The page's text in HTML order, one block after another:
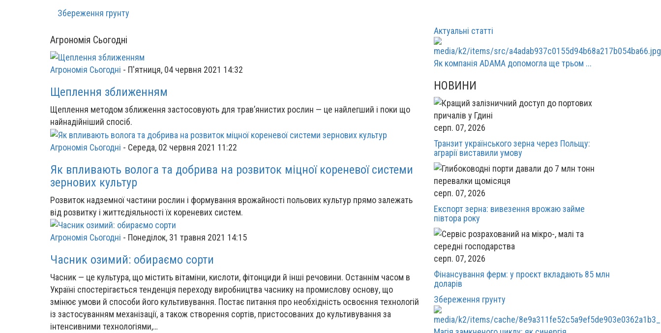
Збереження грунту
Агрономія Сьогодні
Агрономія Сьогодні - П'ятниця, 04 червня 2021 14:32
Щеплення зближенням
Щеплення методом зближення застосовують для трав’янистих рослин — це найлегший і поки що
найнадійніший спосіб.
Агрономія Сьогодні - Середа, 02 червня 2021 11:22
Як впливають волога та добрива на розвиток міцної кореневої системи
зернових культур
Розвиток надземної частини рослин і формування врожайності польових культур прямо залежать
від розвитку і життєдіяльності їх кореневих систем.
Агрономія Сьогодні - Понеділок, 31 травня 2021 14:15
Часник озимий: обираємо сорти
Часник — це культура, що містить вітаміни, кислоти, фітонциди й інші речовини. Останнім часом в
Україні спостерігається тенденція переходу виробництва часнику на промислову основу, що
змінює умови й способи його культивування. Постає питання про необхідність освоєння технологій
із застосуванням механізації, а також створення сортів, пристосованих до культивування за
інтенсивними технологіями,…
Актуальні статті
Як компанія ADAMA допомогла ще трьом ...
НОВИНИ
серп. 07, 2026
Транзит українського зерна через Польщу:
аграрії виставили умову
серп. 07, 2026
Експорт зерна: вивезення врожаю займе
півтора року
серп. 07, 2026
Фінансування ферм: у проєкт вкладають 85 млн
доларів
Збереження грунту